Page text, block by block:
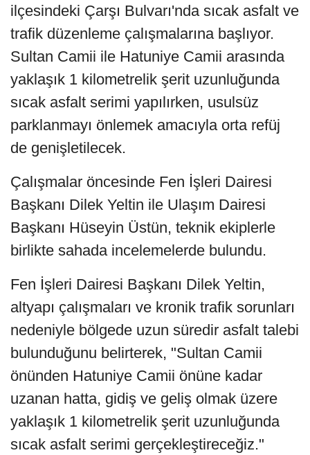
ilçesindeki Çarşı Bulvarı'nda sıcak asfalt ve
trafik düzenleme çalışmalarına başlıyor.
Sultan Camii ile Hatuniye Camii arasında
yaklaşık 1 kilometrelik şerit uzunluğunda
sıcak asfalt serimi yapılırken, usulsüz
parklanmayı önlemek amacıyla orta refüj
de genişletilecek.
Çalışmalar öncesinde Fen İşleri Dairesi
Başkanı Dilek Yeltin ile Ulaşım Dairesi
Başkanı Hüseyin Üstün, teknik ekiplerle
birlikte sahada incelemelerde bulundu.
Fen İşleri Dairesi Başkanı Dilek Yeltin,
altyapı çalışmaları ve kronik trafik sorunları
nedeniyle bölgede uzun süredir asfalt talebi
bulunduğunu belirterek, "Sultan Camii
önünden Hatuniye Camii önüne kadar
uzanan hatta, gidiş ve geliş olmak üzere
yaklaşık 1 kilometrelik şerit uzunluğunda
sıcak asfalt serimi gerçekleştireceğiz."